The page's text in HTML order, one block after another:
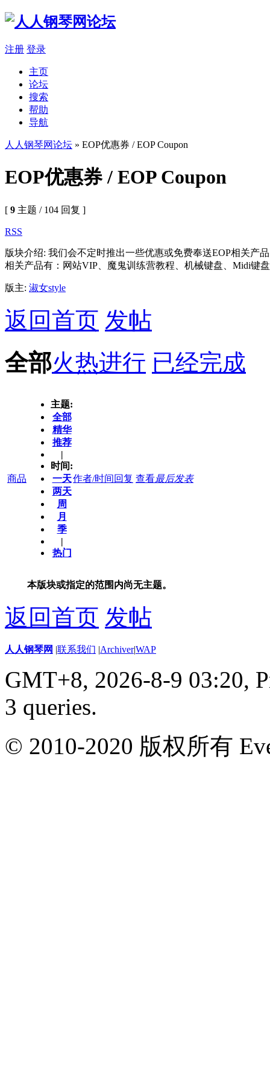
注册 登录
主页
论坛
搜索
帮助
导航
人人钢琴网论坛 » EOP优惠券 / EOP Coupon
EOP优惠券 / EOP Coupon
[ 9 主题 / 104 回复 ]
RSS
版块介绍: 我们会不定时推出一些优惠或免费奉送EOP相关产
相关产品有：网站VIP、魔鬼训练营教程、机械键盘、Midi键
版主: 淑女style
返回首页 发帖
全部火热进行 已经完成
商品
主题:
全部
精华
推荐
|
时间:
一天
两天
周
月
季
|
热门
作者/时间 回复 查看最后发表
本版块或指定的范围内尚无主题。
返回首页 发帖
人人钢琴网 |联系我们 |Archiver|WAP
GMT+8, 2026-8-9 03:20,
3 queries.
© 2010-2020 版权所有